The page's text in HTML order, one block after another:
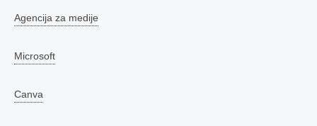
Agencija za medije
Microsoft
Canva